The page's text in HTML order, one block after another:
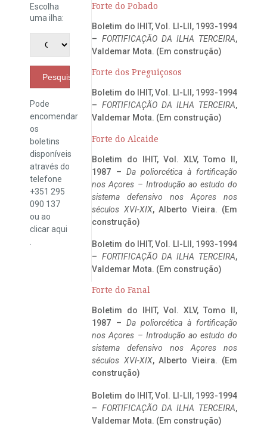
Escolha
uma ilha:
Pesquisar
Pode
encomendar
os
boletins
disponíveis
através do
telefone
+351 295
090 137
ou ao
clicaraqui
Forte do Pobado
Boletim do IHIT, Vol. LI-LII, 1993-1994
– FORTIFICAÇÃO DA ILHA TERCEIRA,
Valdemar Mota. (Em construção)
Forte dos Preguiçosos
Boletim do IHIT, Vol. LI-LII, 1993-1994
– FORTIFICAÇÃO DA ILHA TERCEIRA,
Valdemar Mota. (Em construção)
Forte do Alcaide
Boletim do IHIT, Vol. XLV, Tomo II,
1987 – Da poliorcética à fortificação
nos Açores – Introdução ao estudo do
sistema defensivo nos Açores nos
séculos XVI-XIX, Alberto Vieira. (Em
construção)
Boletim do IHIT, Vol. LI-LII, 1993-1994
– FORTIFICAÇÃO DA ILHA TERCEIRA,
Valdemar Mota. (Em construção)
Forte do Fanal
Boletim do IHIT, Vol. XLV, Tomo II,
1987 – Da poliorcética à fortificação
nos Açores – Introdução ao estudo do
sistema defensivo nos Açores nos
séculos XVI-XIX, Alberto Vieira. (Em
construção)
Boletim do IHIT, Vol. LI-LII, 1993-1994
– FORTIFICAÇÃO DA ILHA TERCEIRA,
Valdemar Mota. (Em construção)